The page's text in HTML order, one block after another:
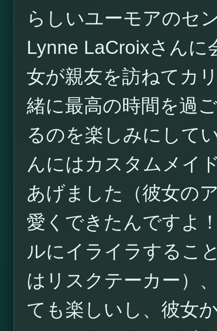
らしいユーモアのセ
Lynne LaCroixさんに
女が親友を訪ねてカ
緒に最高の時間を過
るのを楽しみにして
んにはカスタムメイ
あげました（彼女の
愛くできたんですよ
ルにイライラするこ
はリスクテーカー）
ても楽しいし、彼女